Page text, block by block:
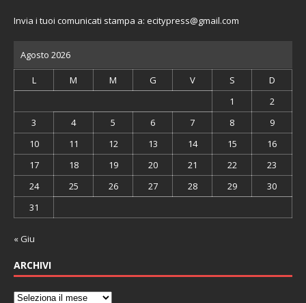
Invia i tuoi comunicati stampa a: ecitypress@gmail.com
Agosto 2026
L M M G V S
D
1
2
3
4 5 6 7 8
9
10
11 12 13 14 15
16
17
18 19 20 21 22
23
24
25 26 27 28 29
30
31
« Giu
ARCHIVI